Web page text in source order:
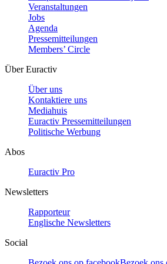
Veranstaltungen
Jobs
Agenda
Pressemitteilungen
Members’ Circle
Über Euractiv
Über uns
Kontaktiere uns
Mediahuis
Euractiv Pressemitteilungen
Politische Werbung
Abos
Euractiv Pro
Newsletters
Rapporteur
Englische Newsletters
Social